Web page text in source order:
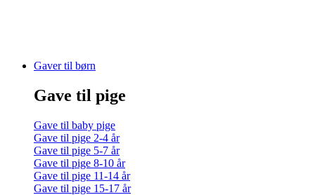
Gaver til børn
Gave til pige
Gave til baby pige
Gave til pige 2-4 år
Gave til pige 5-7 år
Gave til pige 8-10 år
Gave til pige 11-14 år
Gave til pige 15-17 år